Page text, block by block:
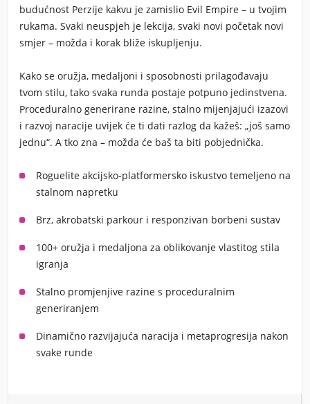
budućnost Perzije kakvu je zamislio Evil Empire – u tvojim
rukama. Svaki neuspjeh je lekcija, svaki novi početak novi
smjer – možda i korak bliže iskupljenju.
Kako se oružja, medaljoni i sposobnosti prilagođavaju
tvom stilu, tako svaka runda postaje potpuno jedinstvena.
Proceduralno generirane razine, stalno mijenjajući izazovi
i razvoj naracije uvijek će ti dati razlog da kažeš: „još samo
jednu“. A tko zna – možda će baš ta biti pobjednička.
Roguelite akcijsko-platformersko iskustvo temeljeno na
stalnom napretku
Brz, akrobatski parkour i responzivan borbeni sustav
100+ oružja i medaljona za oblikovanje vlastitog stila
igranja
Stalno promjenjive razine s proceduralnim
generiranjem
Dinamično razvijajuća naracija i metaprogresija nakon
svake runde